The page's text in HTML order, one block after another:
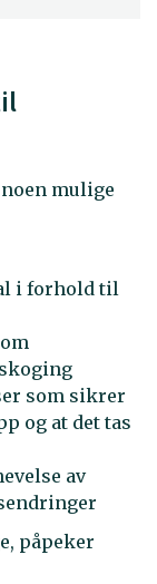
mulige
i forhold til
som sikrer
og at det tas
av
påpeker